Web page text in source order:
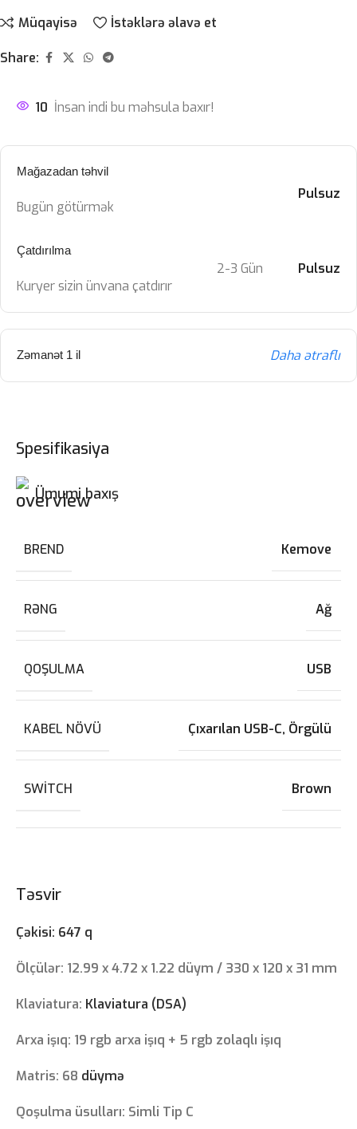
Müqayisə İstəklərə əlavə et
Share:
10 İnsan indi bu məhsula baxır!
Mağazadan təhvil
Bugün götürmək
Pulsuz
Çatdırılma
Kuryer sizin ünvana çatdırır
2-3 Gün Pulsuz
Zəmanət 1 il Daha ətraflı
Təsvir
Çəkisi: 647 q
Ölçülər: 12.99 x 4.72 x 1.22 düym / 330 x 120 x 31 mm
Klaviatura: Klaviatura (DSA)
Arxa işıq: 19 rgb arxa işıq + 5 rgb zolaqlı işıq
Matris: 68 düymə
Qoşulma üsulları: Simli Tip C
Spesifikasiya
Ümumi baxış
BREND Kemove
RƏNG Ağ
QOŞULMA USB
KABEL NÖVÜ Çıxarılan USB-C, Örgülü
SWITCH Brown